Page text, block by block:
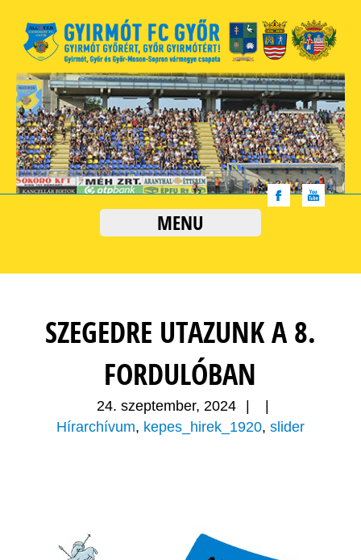
MENU
SZEGEDRE UTAZUNK A 8.
FORDULÓBAN
24. szeptember, 2024
Hírarchívum, kepes_hirek_1920, slider